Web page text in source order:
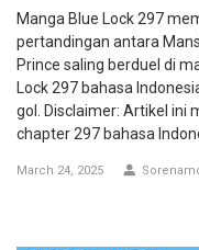
Manga Blue Lock 297
pertandingan antara
Prince saling berduel di
Lock 297 bahasa
gol. Disclaimer: Artikel ini
chapter 297 bahasa
March 24, 2025